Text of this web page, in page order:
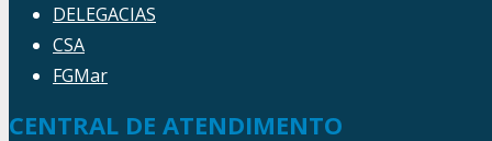
DELEGACIAS
CSA
FGMar
CENTRAL DE ATENDIMENTO